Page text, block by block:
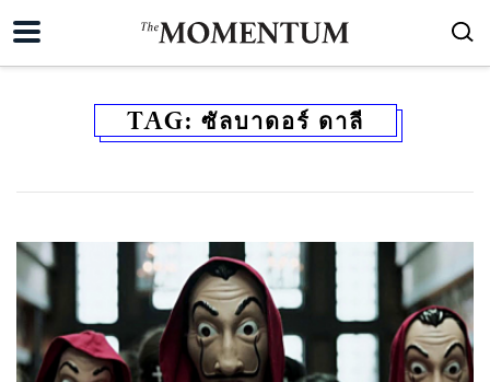
TAG: ซัลบาดอร์ ดาลี